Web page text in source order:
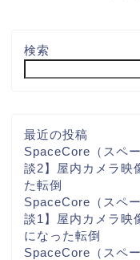
検索
最近の投稿
SpaceCore（スペ
談2】屋内カメラ映
た転倒
SpaceCore（スペ
談1】屋内カメラ映
になった転倒
SpaceCore（スペ